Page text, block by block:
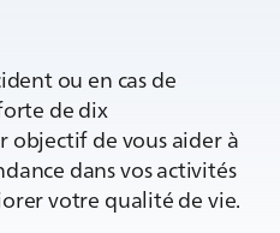
ou en cas de
de dix
objectif de vous aider à
dans vos activités
votre qualité de vie.